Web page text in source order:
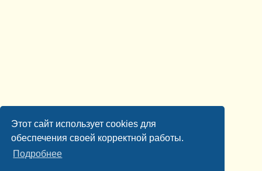
Этот сайт использует cookies для
обеспечения своей корректной работы.
Подробнее